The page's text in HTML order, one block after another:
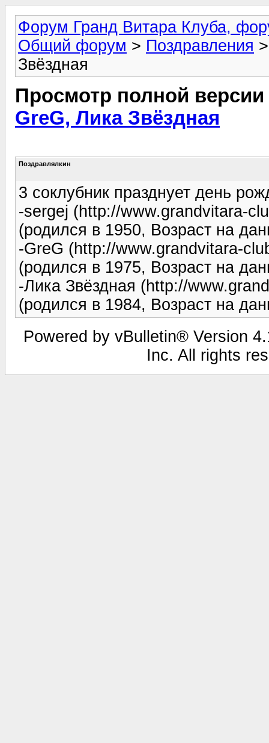
Форум Гранд Витара Клуба,
Общий форум > Поздравления
Звёздная
Просмотр полной
GreG, Лика Звёздная
Поздравлялкин
3 соклубник празднует день
-sergej (http://www.grandvitara-
(родился в 1950, Возраст на
-GreG (http://www.grandvitara-
(родился в 1975, Возраст на
-Лика Звёздная (http://
(родился в 1984, Возраст на
Powered by vBulletin® Version
Inc. All rights